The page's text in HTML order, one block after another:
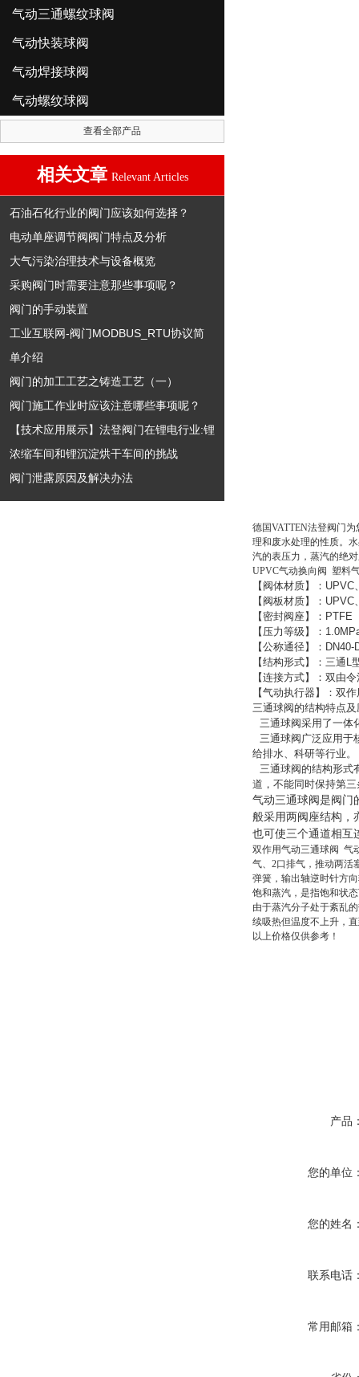
气动三通螺纹球阀
气动快装球阀
气动焊接球阀
气动螺纹球阀
查看全部产品
相关文章 Relevant Articles
石油石化行业的阀门应该如何选择？
电动单座调节阀阀门特点及分析
大气污染治理技术与设备概览
采购阀门时需要注意那些事项呢？
阀门的手动装置
工业互联网-阀门MODBUS_RTU协议简
单介绍
阀门的加工工艺之铸造工艺（一）
阀门施工作业时应该注意哪些事项呢？
【技术应用展示】法登阀门在锂电行业:锂
浓缩车间和锂沉淀烘干车间的挑战
阀门泄露原因及解决办法
德国VATTEN法登阀门
理和废水处理的性质。
汽的表压力，蒸汽的绝
UPVC气动换向阀 塑料
【阀体材质】： UPVC
【阀板材质】： UPVC
【密封阀座】： PTFE
【压力等级】：
【公称通径】： DN40-
【结构形式】：三通 L
【连接方式】：双由
【气动执行器】：双
三通球阀的结构特点
三通球阀采用了一体
三通球阀广泛应用于
给排水、科研等行业。
三通球阀的结构形式
道，不能同时保持第
气动三通球阀是阀门
般采用两阀座结构，
也可使三个通道相互
双作用气动三通球阀 气
气、2口排气，推动两活
弹簧，输出轴逆时针方
饱和蒸汽，是指饱和状
由于蒸汽分子处于紊乱
续吸热但温度不上升，
以上价格仅供参考！
产品
您的单位
您的姓名
联系电话
常用邮箱